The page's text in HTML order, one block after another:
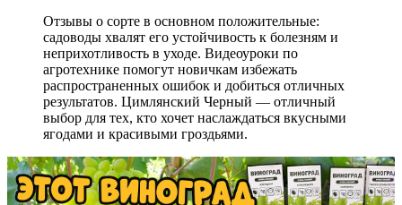
Отзывы о сорте в основном положительные:
садоводы хвалят его устойчивость к болезням и
неприхотливость в уходе. Видеоуроки по
агротехнике помогут новичкам избежать
распространенных ошибок и добиться отличных
результатов. Цимлянский Черный — отличный
выбор для тех, кто хочет наслаждаться вкусными
ягодами и красивыми гроздьями.